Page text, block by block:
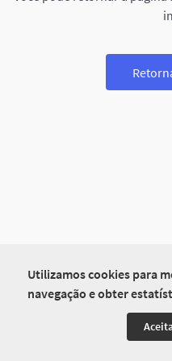
Utilizamos cookies para
navegação e obter